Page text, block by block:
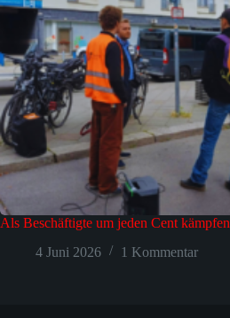
Als Beschäftigte um jeden Cent kämpfen
4 Juni 2026
1 Kommentar